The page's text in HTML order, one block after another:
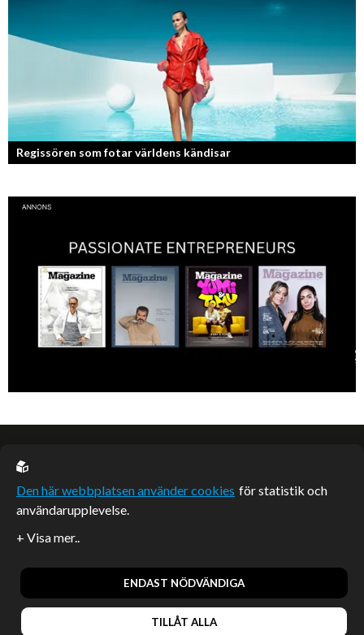
Regissören som fotar världens kändisar
Fotografen och regissören Peter Svenson har en lång meritlista och är
EU casino
Artiklar publicerade på webbplatsen som inte är märkta
redaktionellt är betalda samarbeten.
© 2026, Enterprise Magazine
Den här webbplatsen använder cookies för statistik och
användarupplevelse.
ENDAST NÖDVÄNDIGA
TILLÅT ALLA